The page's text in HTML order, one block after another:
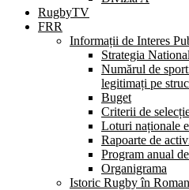
RugbyTV
FRR
Informații de Interes
Strategia
Numărul de
legitimați pe
Buget
Criterii de
Loturi naționale
Rapoarte de
Program anual
Organigrama
Istoric Rugby în